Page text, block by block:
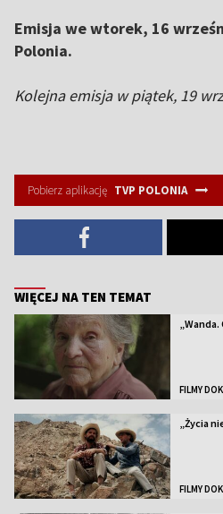
Emisja we wtorek, 16
Polonia.
Kolejna emisja w piątek, 19
Pobierz aplikację TVP POLONIA
WIĘCEJ NA TEN TEMAT
FILMY
„Życia
FILMY